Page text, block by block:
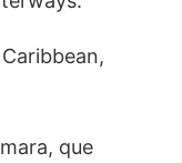
que